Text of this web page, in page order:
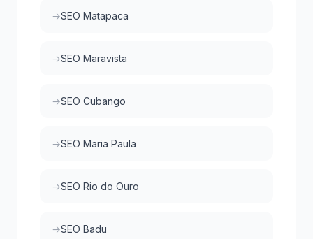
SEO Matapaca
SEO Maravista
SEO Cubango
SEO Maria Paula
SEO Rio do Ouro
SEO Badu